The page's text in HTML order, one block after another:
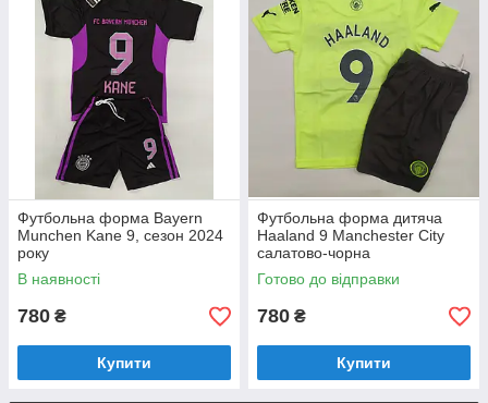
Футбольна форма Bayern
Munchen Kane 9, сезон 2024
року
В наявності
780 ₴
Купити
Футбольна форма дитяча
Haaland 9 Manchester City
салатово-чорна
Готово до відправки
780 ₴
Купити